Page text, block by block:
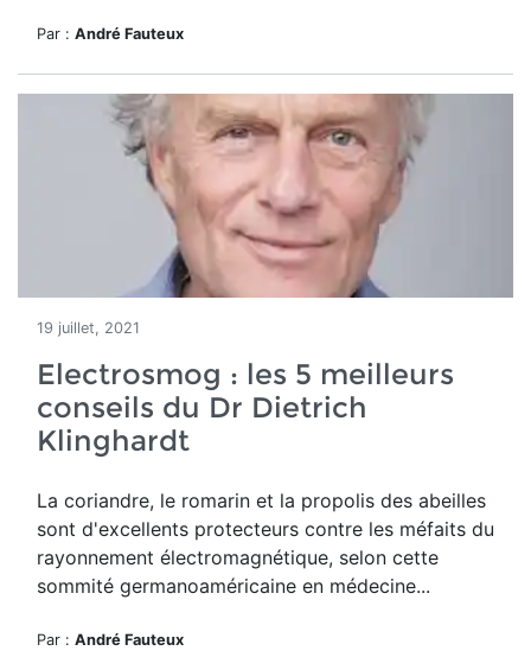
Par : André Fauteux
19 juillet, 2021
Electrosmog : les 5 meilleurs
conseils du Dr Dietrich
Klinghardt
La coriandre, le romarin et la propolis des abeilles
sont d'excellents protecteurs contre les méfaits du
rayonnement électromagnétique, selon cette
sommité germanoaméricaine en médecine...
Par : André Fauteux